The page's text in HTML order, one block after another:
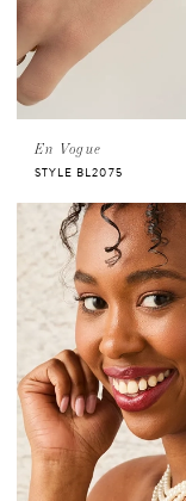
En Vogue
STYLE BL2075